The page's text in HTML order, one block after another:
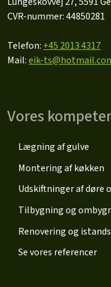
CVR-nummer: 44850281
Telefon: +45 2013 4317
Mail:eik-
Vores
Lægning af gulve
Montering af køkken
​Udskiftninger af døre
Tilbygning og
Renovering og
Se vores referencer